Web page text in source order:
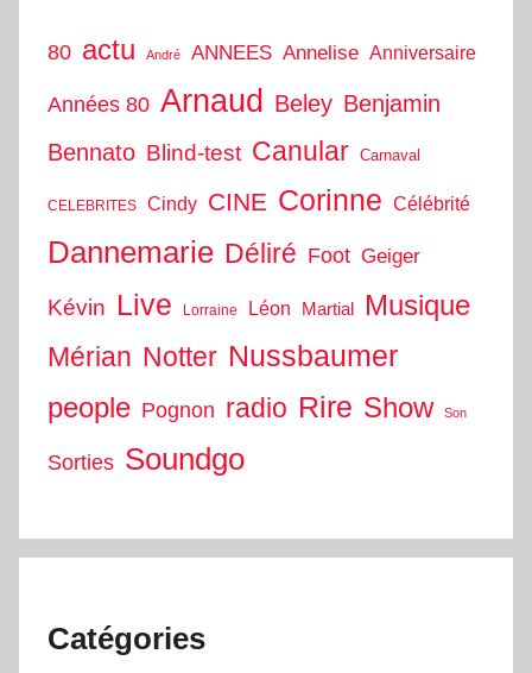
80 actu André ANNEES Annelise Anniversaire
Années 80 Arnaud Beley Benjamin
Bennato Blind-test Canular Carnaval
CELEBRITES Cindy CINE Corinne Célébrité
Dannemarie Déliré Foot Geiger
Kévin Live Lorraine Léon Martial
Musique
Mérian Notter Nussbaumer
people Pognon radio Rire Show Son
Sorties Soundgo
Catégories